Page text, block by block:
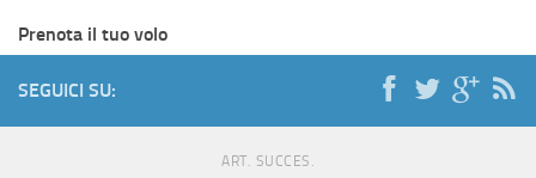
Prenota il tuo volo
SEGUICI SU:
ART. SUCCES.